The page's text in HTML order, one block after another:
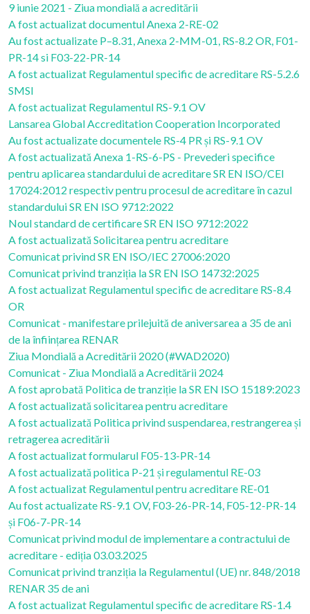
9 iunie 2021 - Ziua mondială a acreditării
A fost actualizat documentul Anexa 2-RE-02
Au fost actualizate P–8.31, Anexa 2-MM-01, RS-8.2 OR, F01-
PR-14 si F03-22-PR-14
A fost actualizat Regulamentul specific de acreditare RS-5.2.6
SMSI
A fost actualizat Regulamentul RS-9.1 OV
Lansarea Global Accreditation Cooperation Incorporated
Au fost actualizate documentele RS-4 PR și RS-9.1 OV
A fost actualizată Anexa 1-RS-6-PS - Prevederi specifice
pentru aplicarea standardului de acreditare SR EN ISO/CEI
17024:2012 respectiv pentru procesul de acreditare în cazul
standardului SR EN ISO 9712:2022
Noul standard de certificare SR EN ISO 9712:2022
A fost actualizată Solicitarea pentru acreditare
Comunicat privind SR EN ISO/IEC 27006:2020
Comunicat privind tranziția la SR EN ISO 14732:2025
A fost actualizat Regulamentul specific de acreditare RS-8.4
OR
Comunicat - manifestare prilejuită de aniversarea a 35 de ani
de la înființarea RENAR
Ziua Mondială a Acreditării 2020 (#WAD2020)
Comunicat - Ziua Mondială a Acreditării 2024
A fost aprobată Politica de tranziție la SR EN ISO 15189:2023
A fost actualizată solicitarea pentru acreditare
A fost actualizată Politica privind suspendarea, restrangerea și
retragerea acreditării
A fost actualizat formularul F05-13-PR-14
A fost actualizată politica P-21 și regulamentul RE-03
A fost actualizat Regulamentul pentru acreditare RE-01
Au fost actualizate RS-9.1 OV, F03-26-PR-14, F05-12-PR-14
și F06-7-PR-14
Comunicat privind modul de implementare a contractului de
acreditare - ediția 03.03.2025
Comunicat privind tranziția la Regulamentul (UE) nr. 848/2018
RENAR 35 de ani
A fost actualizat Regulamentul specific de acreditare RS-1.4